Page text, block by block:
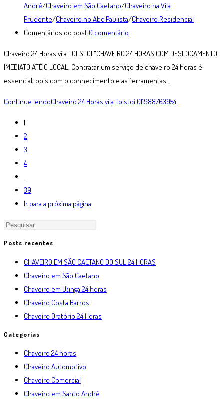
André/Chaveiro em São Caetano/Chaveiro na Vila
Prudente/Chaveiro no Abc Paulista/Chaveiro Residencial
Comentários do post:0 comentário
Chaveiro 24 Horas vila TOLSTOI "CHAVEIRO 24 HORAS COM DESLOCAMENTO
IMEDIATO ATÉ O LOCAL. Contratar um serviço de chaveiro 24 horas é
essencial, pois com o conhecimento e as ferramentas…
Continue lendoChaveiro 24 Horas vila Tolstoi 011988763954
1
2
3
4
…
39
Ir para a próxima página
Posts recentes
CHAVEIRO EM SÃO CAETANO DO SUL 24 HORAS
Chaveiro em São Caetano
Chaveiro em Utinga 24 horas
Chaveiro Costa Barros
Chaveiro Oratório 24 Horas
Categorias
Chaveiro 24 horas
Chaveiro Automotivo
Chaveiro Comercial
Chaveiro em Santo André